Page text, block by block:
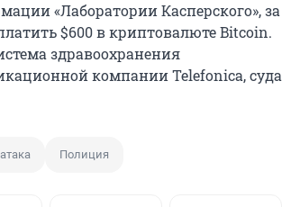
«Лаборатории Касперского», за
$600 в криптовалюте Bitcoin.
здравоохранения
компании Telefonica, суда
Полиция